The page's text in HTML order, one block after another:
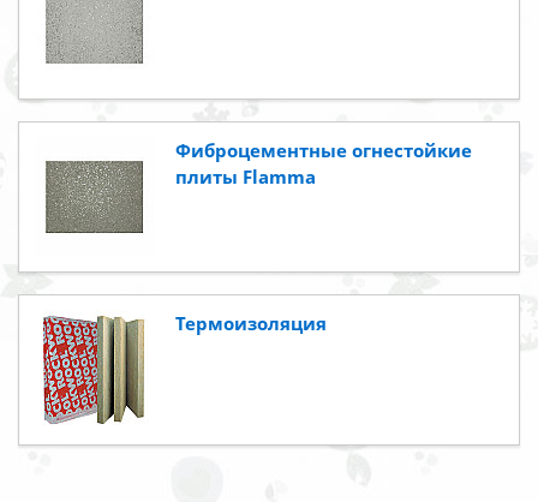
Фиброцементные огнестойкие
плиты Flamma
Термоизоляция